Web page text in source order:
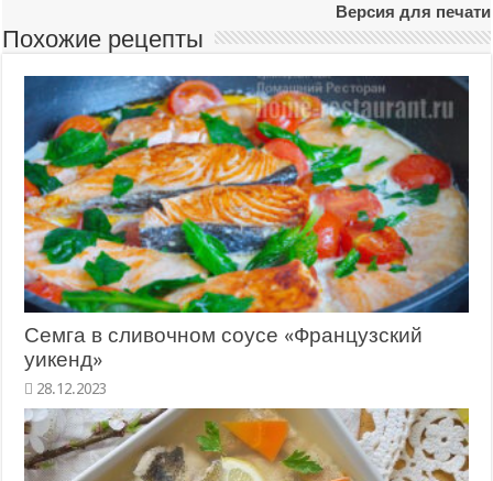
Версия для печати
Похожие рецепты
Семга в сливочном соусе «Французский
уикенд»
28.12.2023